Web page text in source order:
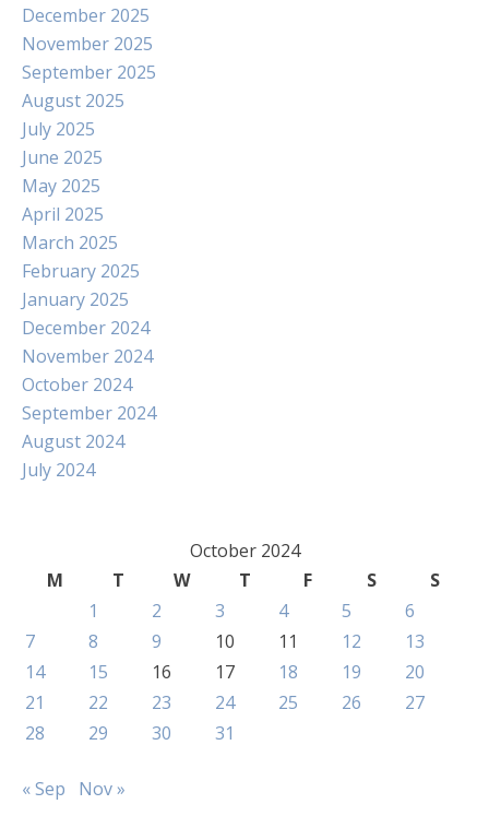
December 2025
November 2025
September 2025
August 2025
July 2025
June 2025
May 2025
April 2025
March 2025
February 2025
January 2025
December 2024
November 2024
October 2024
September 2024
August 2024
July 2024
October 2024
M
T W T F S
S
1
2 3 4 5
6
7
8 9 10 11 12
13
14
15 16 17 18 19
20
21
22 23 24 25 26
27
28
29 30 31
« Sep Nov »